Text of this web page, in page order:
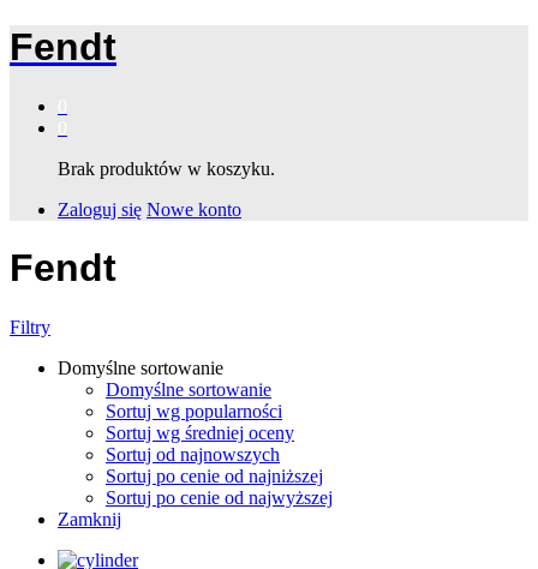
Fendt
Brak produktów w koszyku.
Zaloguj się Nowe konto
Fendt
Filtry
Domyślne sortowanie
Domyślne sortowanie
Sortuj wg popularności
Sortuj wg średniej oceny
Sortuj od najnowszych
Sortuj po cenie od najniższej
Sortuj po cenie od najwyższej
Zamknij